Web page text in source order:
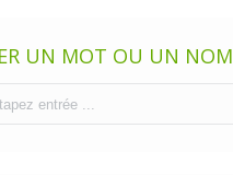
UN MOT OU UN NOM